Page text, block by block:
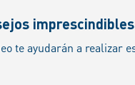
imprescindibles